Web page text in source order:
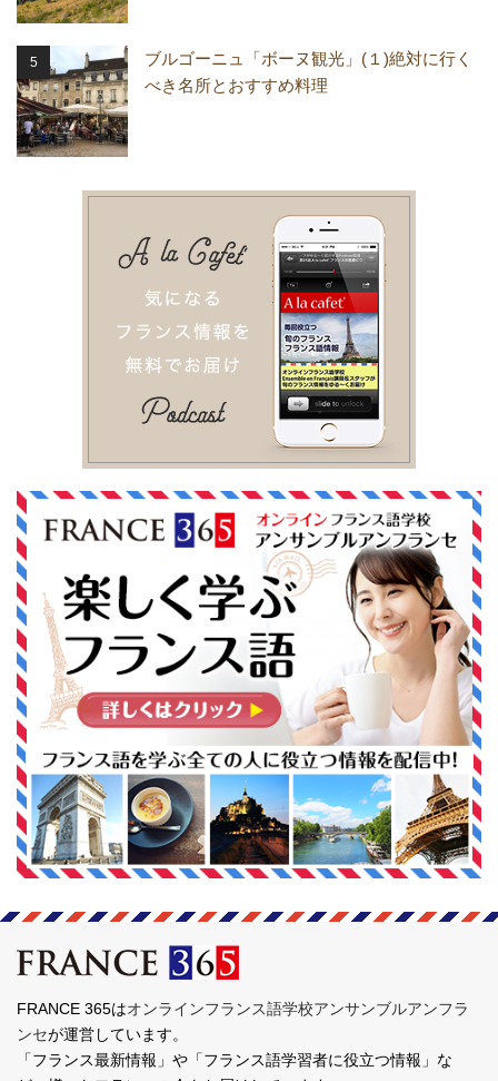
ブルゴーニュ「ボーヌ観光」(１)絶対に行く
べき名所とおすすめ料理
FRANCE 365はオンラインフランス語学校アンサンブルアンフラ
ンセが運営しています。
「フランス最新情報」や「フランス語学習者に役立つ情報」な